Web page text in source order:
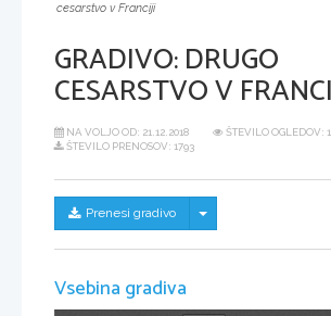
cesarstvo v Franciji
GRADIVO:DRUGO
CESARSTVO V
NA VOLJO OD: 21.12.2018
ŠTEVILO OGLEDOV:
ŠTEVILO PRENOSOV: 1793
Prenesi gradivo Skrij/prikaži meni
Vsebina gradiva